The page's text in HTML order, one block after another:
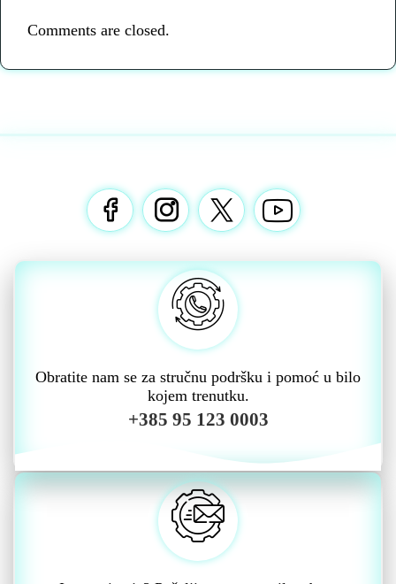
Comments are closed.
Obratite nam se za stručnu podršku i pomoć u bilo
kojem trenutku.
+385 95 123 0003